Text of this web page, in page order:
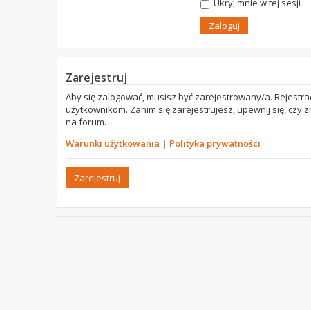
Ukryj mnie w tej sesji
Zarejestruj
Aby się zalogować, musisz być zarejestrowany/a.
użytkownikom. Zanim się zarejestrujesz, upewnij się, czy
na forum.
Warunki użytkowania | Polityka prywatności
Zarejestruj